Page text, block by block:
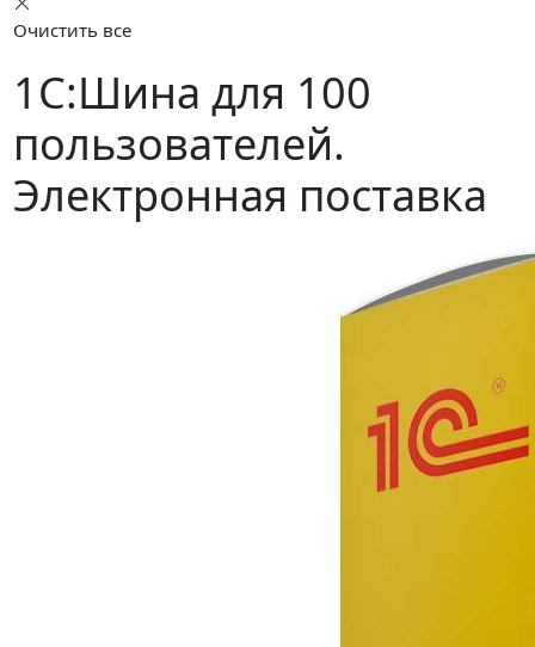
Очистить все
1С:Шина для 100
пользователей.
Электронная поставка